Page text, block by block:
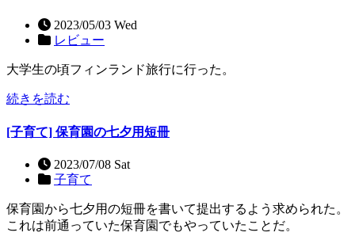
2023/05/03 Wed
レビュー
大学生の頃フィンランド旅行に行った。
続きを読む
[子育て] 保育園の七夕用短冊
2023/07/08 Sat
子育て
保育園から七夕用の短冊を書いて提出するよう求められた。
これは前通っていた保育園でもやっていたことだ。